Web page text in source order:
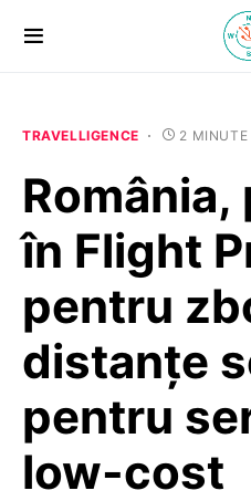
TRAVELLIGENCE 2 MINUTE
în Flight
pentru
distanţe
pentru
low-cost